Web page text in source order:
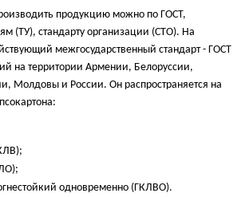
продукцию можно по ГОСТ,
(ТУ), стандарту организации (СТО). На
межгосударственный стандарт - ГОСТ
на территории Армении, Белоруссии,
Молдовы и России. Он распространяется на
одновременно (ГКЛВО).